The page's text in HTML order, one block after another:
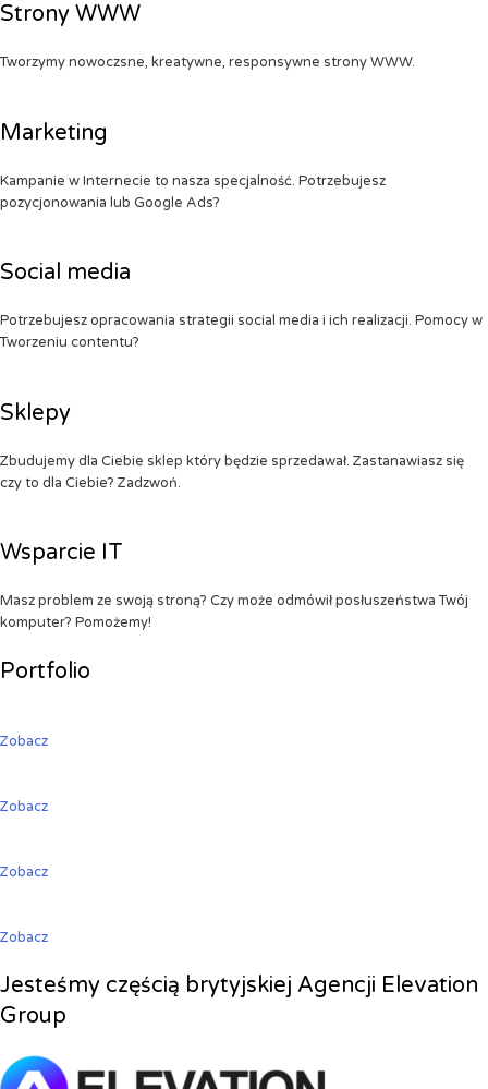
Strony WWW
Tworzymy nowoczsne, kreatywne, responsywne strony WWW.
Marketing
Kampanie w Internecie to nasza specjalność. Potrzebujesz
pozycjonowania lub Google Ads?
Social media
Potrzebujesz opracowania strategii social media i ich realizacji. Pomocy w
Tworzeniu contentu?
Sklepy
Zbudujemy dla Ciebie sklep który będzie sprzedawał. Zastanawiasz się
czy to dla Ciebie? Zadzwoń.
Wsparcie IT
Masz problem ze swoją stroną? Czy może odmówił posłuszeństwa Twój
komputer? Pomożemy!
Portfolio
Zobacz
Zobacz
Zobacz
Zobacz
Jesteśmy częścią brytyjskiej Agencji Elevation
Group